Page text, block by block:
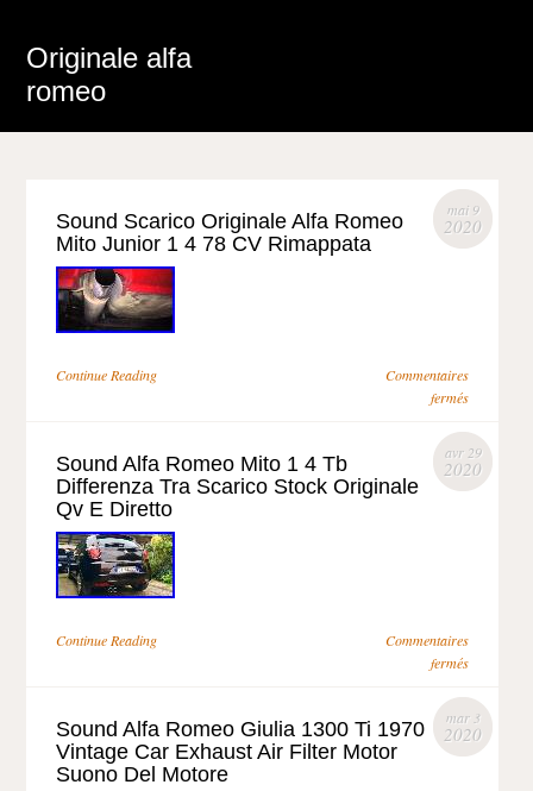
Originale alfa
romeo
mai 9
2020
Sound Scarico Originale Alfa Romeo
Mito Junior 1 4 78 CV Rimappata
Continue Reading
Commentaires
fermés
avr 29
2020
Sound Alfa Romeo Mito 1 4 Tb
Differenza Tra Scarico Stock Originale
Qv E Diretto
Continue Reading
Commentaires
fermés
mar 3
2020
Sound Alfa Romeo Giulia 1300 Ti 1970
Vintage Car Exhaust Air Filter Motor
Suono Del Motore